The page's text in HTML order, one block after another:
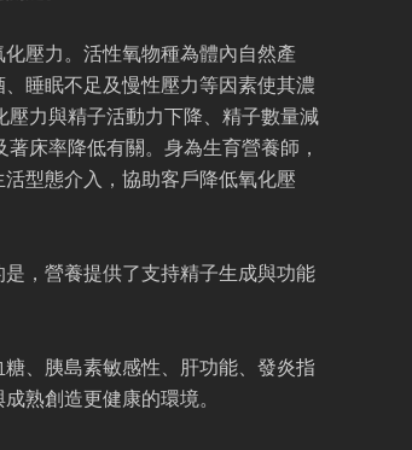
壓力。活性氧物種為體內自然產
睡眠不足及慢性壓力等因素使其濃
力與精子活動力下降、精子數量減
床率降低有關。身為生育營養師，
型態介入，協助客戶降低氧化壓
，營養提供了支持精子生成與功能
、胰島素敏感性、肝功能、發炎指
熟創造更健康的環境。